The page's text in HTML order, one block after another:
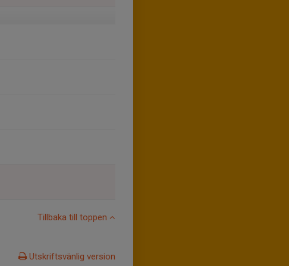
Tillbaka till toppen
Utskriftsvänlig version